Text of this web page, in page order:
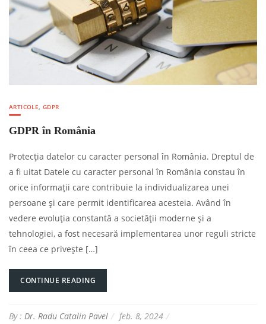
ARTICOLE,GDPR
GDPR în România
Protecția datelor cu caracter personal în România. Dreptul de
a fi uitat Datele cu caracter personal în România constau în
orice informații care contribuie la individualizarea unei
persoane și care permit identificarea acesteia. Având în
vedere evoluția constantă a societății moderne și a
tehnologiei, a fost necesară implementarea unor reguli stricte
în ceea ce privește […]
CONTINUE READING
By : Dr. Radu Catalin Pavel feb. 8, 2024